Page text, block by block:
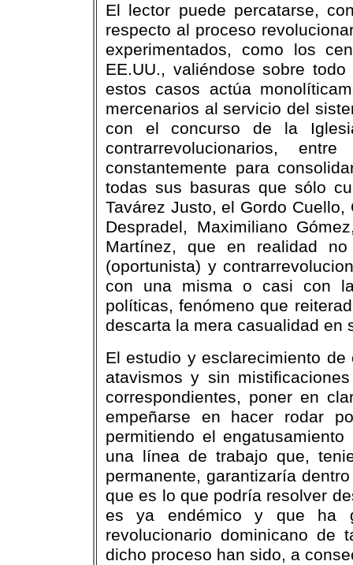
El lector puede percatarse,
respecto al proceso
experimentados, como los
EE.UU., valiéndose sobre
estos casos actúa
mercenarios al servicio del
con el concurso de la
contrarrevolucionarios,
constantemente para
todas sus basuras que sólo
Tavárez Justo, el Gordo
Despradel, Maximiliano
Martínez, que en realidad
(oportunista) y
con una misma o casi con
políticas, fenómeno que
descarta la mera casualidad en
El estudio y esclarecimiento
atavismos y sin
correspondientes, poner en
empeñarse en hacer rodar
permitiendo el
una línea de trabajo que,
permanente, garantizaría
que es lo que podría resolver
es ya endémico y que ha
revolucionario dominicano de
dicho proceso han sido, a